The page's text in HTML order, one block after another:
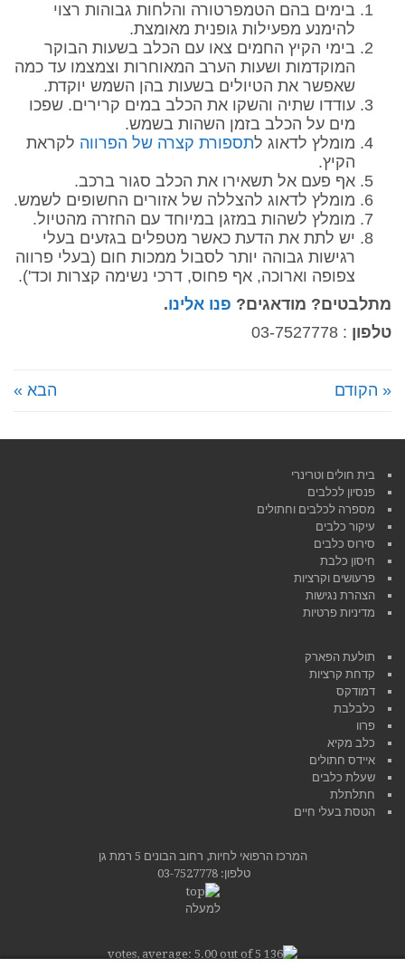
בימים בהם הטמפרטורה והלחות גבוהות רצוי
להימנע מפעילות גופנית מאומצת.
בימי הקיץ החמים צאו עם הכלב בשעות הבוקר
המוקדמות ושעות הערב המאוחרות וצמצמו עד כמה
שאפשר את הטיולים בשעות בהן השמש יוקדת.
עודדו שתיה והשקו את הכלב במים קרירים. שפכו
מים על הכלב בזמן השהות בשמש.
מומלץ לדאוג לתספורת קצרה של הפרווה לקראת
הקיץ.
אף פעם אל תשאירו את הכלב סגור ברכב.
מומלץ לדאוג להצללה של אזורים החשופים לשמש.
מומלץ לשהות במזגן במיוחד עם החזרה מהטיול.
יש לתת את הדעת כאשר מטפלים בגזעים בעלי
רגישות גבוהה יותר לסבול ממכות חום (בעלי פרווה
צפופה וארוכה, אף פחוס, דרכי נשימה קצרות וכד').
מתלבטים? מודאגים? פנו אלינו.
טלפון : 03-7527778
« הקודם הבא »
בית חולים וטרינרי
פנסיון לכלבים
מספרה לכלבים וחתולים
עיקור כלבים
סירוס כלבים
חיסון כלבת
פרעושים וקרציות
הצהרת נגישות
מדיניות פרטיות
תולעת הפארק
קדחת קרציות
דמודקס
כלבלבת
פרוו
כלב מקיא
איידס חתולים
שעלת כלבים
חתלתלת
הטסת בעלי חיים
המרכז הרפואי לחיות, רחוב הבונים 5 רמת גן
טלפון: 03-7527778
למעלה